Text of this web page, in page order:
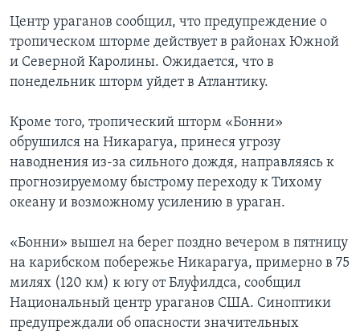
Центр ураганов сообщил, что предупреждение о
тропическом шторме действует в районах Южной
и Северной Каролины. Ожидается, что в
понедельник шторм уйдет в Атлантику.
Кроме того, тропический шторм «Бонни»
обрушился на Никарагуа, принеся угрозу
наводнения из-за сильного дождя, направляясь к
прогнозируемому быстрому переходу к Тихому
океану и возможному усилению в ураган.
«Бонни» вышел на берег поздно вечером в пятницу
на карибском побережье Никарагуа, примерно в 75
милях (120 км) к югу от Блуфилдса, сообщил
Национальный центр ураганов США. Синоптики
предупреждали об опасности значительных